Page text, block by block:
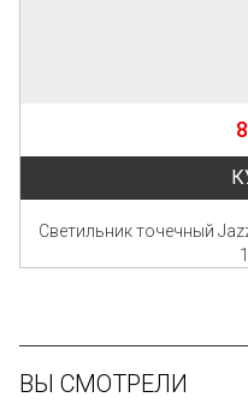
Светильник точечный
ВЫ СМОТРЕЛИ